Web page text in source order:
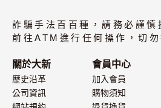
)
詐騙手法百百種，請務必謹
前往ATM進行任何操作，切
關於大新
歷史沿革
公司資訊
會員中心
加入會員
購物須知